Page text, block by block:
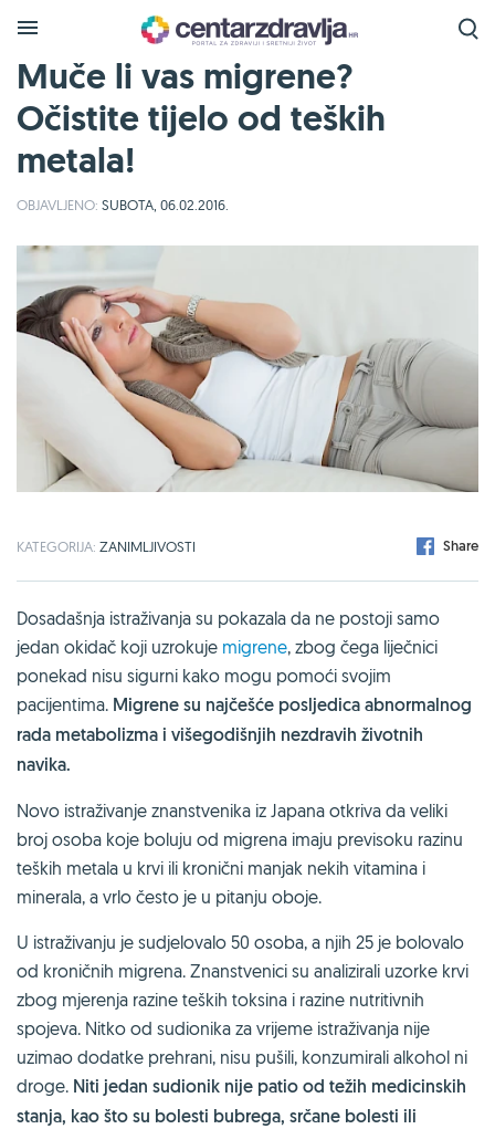
Muče li vas migrene?
Očistite tijelo od teških
metala!
OBJAVLJENO: SUBOTA, 06.02.2016.
KATEGORIJA: ZANIMLJIVOSTI Share
Dosadašnja istraživanja su pokazala da ne postoji samo
jedan okidač koji uzrokuje migrene, zbog čega liječnici
ponekad nisu sigurni kako mogu pomoći svojim
pacijentima. Migrene su najčešće posljedica abnormalnog
rada metabolizma i višegodišnjih nezdravih životnih
navika.
Novo istraživanje znanstvenika iz Japana otkriva da veliki
broj osoba koje boluju od migrena imaju previsoku razinu
teških metala u krvi ili kronični manjak nekih vitamina i
minerala, a vrlo često je u pitanju oboje.
U istraživanju je sudjelovalo 50 osoba, a njih 25 je bolovalo
od kroničnih migrena. Znanstvenici su analizirali uzorke krvi
zbog mjerenja razine teških toksina i razine nutritivnih
spojeva. Nitko od sudionika za vrijeme istraživanja nije
uzimao dodatke prehrani, nisu pušili, konzumirali alkohol ni
droge. Niti jedan sudionik nije patio od težih medicinskih
stanja, kao što su bolesti bubrega, srčane bolesti ili